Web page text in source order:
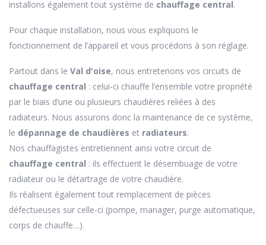
installons également tout système de chauffage central.
Pour chaque installation, nous vous expliquons le
fonctionnement de l’appareil et vous procédons à son réglage.
Partout dans le Val d'oise, nous entretenons vos circuits de
chauffage central : celui-ci chauffe l’ensemble votre propriété
par le biais d’une ou plusieurs chaudières reliées à des
radiateurs. Nous assurons donc la maintenance de ce système,
le dépannage de chaudières et radiateurs.
Nos chauffagistes entretiennent ainsi votre circuit de
chauffage central : ils effectuent le désembuage de votre
radiateur ou le détartrage de votre chaudière.
Ils réalisent également tout remplacement de pièces
défectueuses sur celle-ci (pompe, manager, purge automatique,
corps de chauffe…).